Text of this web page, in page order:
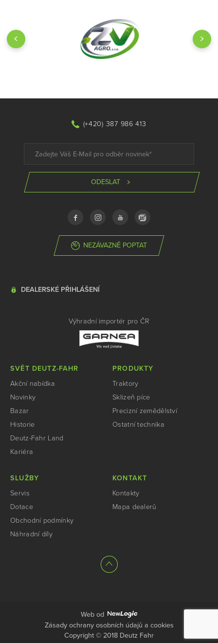
(+420) 387 986 413
ODESLAT
NEZÁVAZNĚ POPTAT
DEALERSKÉ PŘIHLÁŠENÍ
Výhradní importér pro ČR
SVĚT DEUTZ-FAHR
Akční nabídka
Novinky
Bazar
Historie
Deutz-Fahr Land
Kariéra
PRODUKTY
Traktory
Sklizeň píce
Precizní zemědělství
Ostatní technika
SLUŽBY
Servis
Dotace
Obchodní podmínky
Náhradní díly
KONTAKT
Kontakty
Mapa dealerů
Web od
Zásady ochrany osobních údajů a cookies
Copyright © 2018 Deutz Fahr